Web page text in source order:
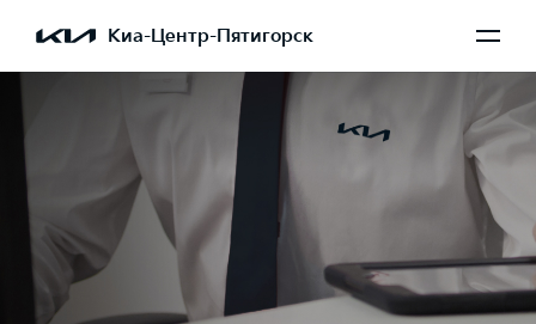
Киа-Центр-Пятигорск